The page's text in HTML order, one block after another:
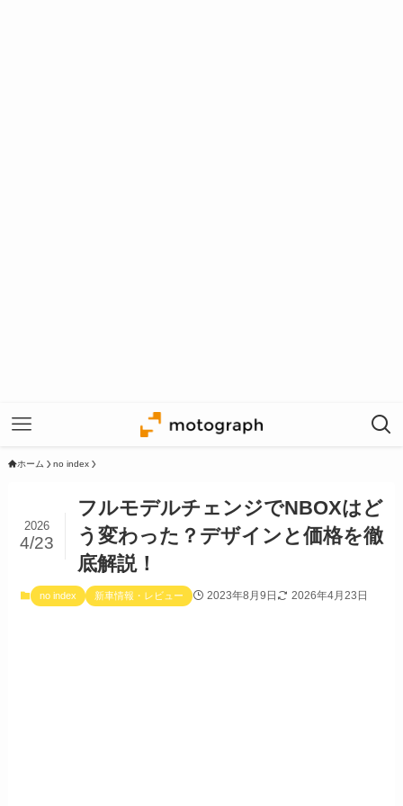
ホーム no index
フルモデルチェンジでNBOXはど
う変わった？デザインと価格を徹
底解説！
2026
4/23
no index 新車情報・レビュー 2023年8月9日 2026年4月23日